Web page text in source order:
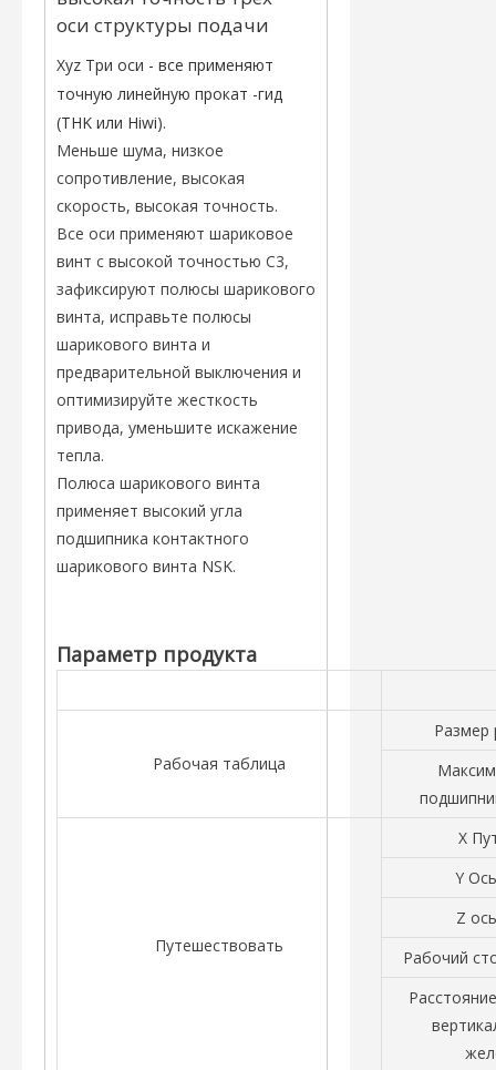
оси структуры подачи
Xyz Три оси - все применяют
точную линейную прокат -гид
(THK или Hiwi).
Меньше шума, низкое
сопротивление, высокая
скорость, высокая точность.
Все оси применяют шариковое
винт с высокой точностью C3,
зафиксируют полюсы шарикового
винта, исправьте полюсы
шарикового винта и
предварительной выключения и
оптимизируйте жесткость
привода, уменьшите искажение
тепла.
Полюса шарикового винта
применяет высокий угла
подшипника контактного
шарикового винта NSK.
Параметр продукта
Рабочая таблица
Размер
Путешествовать
X
Y
Z
Рабочий